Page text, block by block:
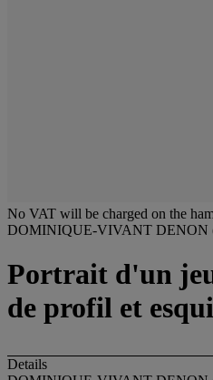
No VAT will be charged on the
DOMINIQUE-VIVANT DENON
Portrait d'un
de profil et
Details